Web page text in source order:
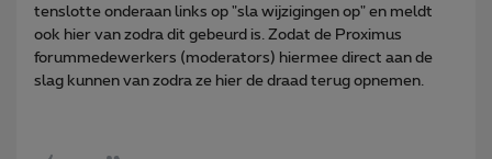
tenslotte onderaan links op "sla wijzigingen op" en meldt
ook hier van zodra dit gebeurd is. Zodat de Proximus
forummedewerkers (moderators) hiermee direct aan de
slag kunnen van zodra ze hier de draad terug opnemen.